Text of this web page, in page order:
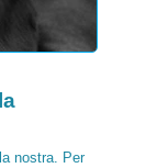
nostra. Per